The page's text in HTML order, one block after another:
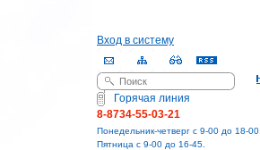
Вход в систему
Форма поиска
Поиск
Горячая линия
8-8734-55-03-21
Понедельник-четверг с 9-00 до 18-00.
Пятница с 9-00 до 16-45.